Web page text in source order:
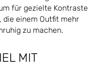
für gezielte Kontraste
die einem Outfit mehr
zu machen.
MIT